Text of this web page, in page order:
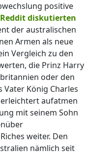
positive
diskutierten
der australischen
Armen als neue
Vergleich zu den
die Prinz Harry
oder den
Vater König Charles
aufatmen
mit seinem Sohn
weiter. Den
nämlich seit